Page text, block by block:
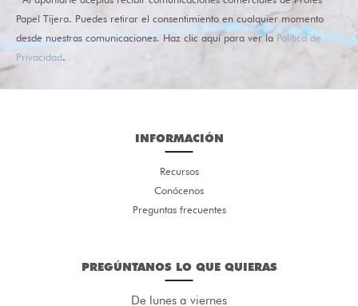
Papel Tijera. Puedes retirar el consentimiento en cualquier momento
desde nuestras comunicaciones. Haz clic aquí para ver la Política de
Privacidad.
INFORMACIÓN
Recursos
Conócenos
Preguntas frecuentes
PREGÚNTANOS LO QUE QUIERAS
De lunes a viernes